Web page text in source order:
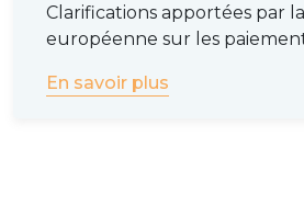
Clarifications apportées par
européenne sur les
En savoir plus